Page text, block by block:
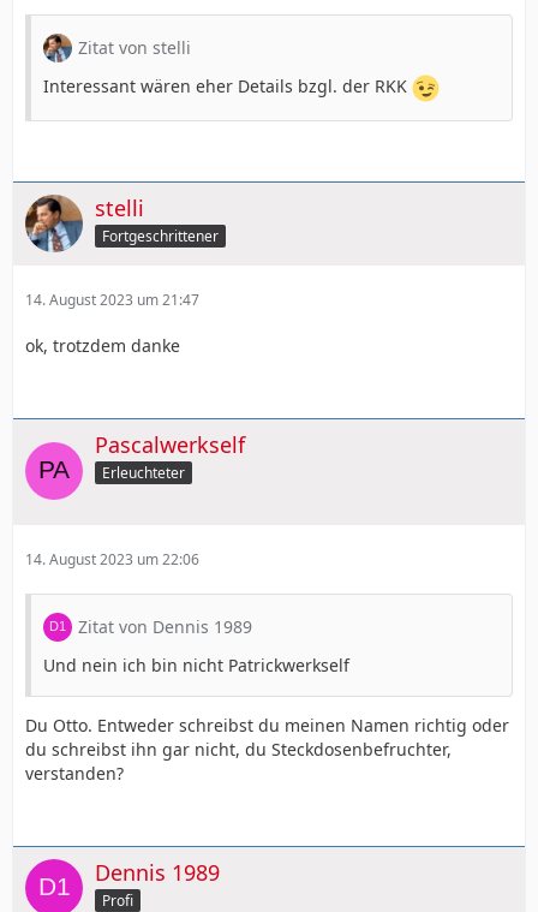
Zitat von stelli
Interessant wären eher Details bzgl. der RKK
stelli
Fortgeschrittener
14. August 2023 um 21:47
ok, trotzdem danke
Pascalwerkself
Erleuchteter
14. August 2023 um 22:06
Zitat von Dennis 1989
Und nein ich bin nicht Patrickwerkself
Du Otto. Entweder schreibst du meinen Namen richtig oder
du schreibst ihn gar nicht, du Steckdosenbefruchter,
verstanden?
Dennis 1989
Profi